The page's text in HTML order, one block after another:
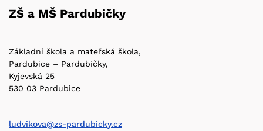
ZŠ a MŠ Pardubičky
Základní škola a mateřská škola,
Pardubice – Pardubičky,
Kyjevská 25
530 03 Pardubice
ludvikova@zs-pardubicky.cz